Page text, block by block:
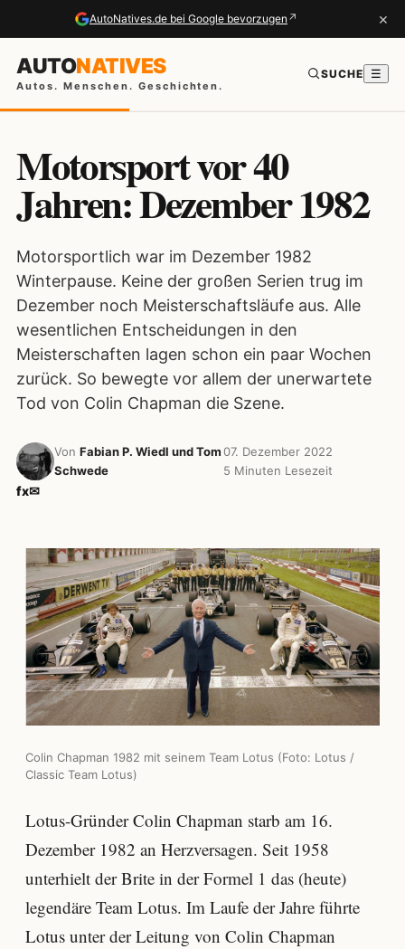
AutoNatives.de bei Google bevorzugen ↗ ×
AUTONATIVES
Autos. Menschen. Geschichten.
SUCHE ☰
Motorsport vor 40
Jahren: Dezember 1982
Motorsportlich war im Dezember 1982
Winterpause. Keine der großen Serien trug im
Dezember noch Meisterschaftsläufe aus. Alle
wesentlichen Entscheidungen in den
Meisterschaften lagen schon ein paar Wochen
zurück. So bewegte vor allem der unerwartete
Tod von Colin Chapman die Szene.
Von Fabian P. Wiedl und Tom
Schwede
07. Dezember 2022
5 Minuten Lesezeit
fx✉
Colin Chapman 1982 mit seinem Team Lotus (Foto: Lotus /
Classic Team Lotus)
Lotus-Gründer Colin Chapman starb am 16.
Dezember 1982 an Herzversagen. Seit 1958
unterhielt der Brite in der Formel 1 das (heute)
legendäre Team Lotus. Im Laufe der Jahre führte
Lotus unter der Leitung von Colin Chapman